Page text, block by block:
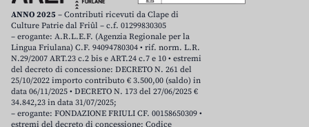
ANNO 2025 – Contributi ricevuti da Clape di
Culture Patrie dal Friûl – c.f. 01299830305
– erogante: A.R.L.E.F. (Agenzia Regionale per la
Lingua Friulana) C.F. 94094780304 • rif. norm. L.R.
N.29/2007 ART.23 c.2 bis e ART.24 c.7 e 10 • estremi
del decreto di concessione: DECRETO N. 261 del
25/10/2022 importo contributo € 3.500,00 (saldo) in
data 06/11/2025 • DECRETO N. 173 del 27/06/2025 €
34.842,23 in data 31/07/2025;
– erogante: FONDAZIONE FRIULI CF. 00158650309 •
estremi del decreto di concessione: Codice